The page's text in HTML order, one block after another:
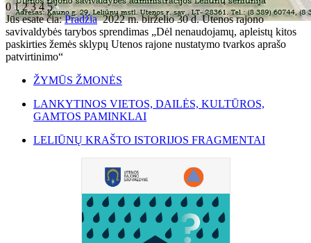
012345
Jūs esate čia:Pradžia 2022 m. birželio 30 d. Utenos rajono
savivaldybės tarybos sprendimas „Dėl nenaudojamų, apleistų kitos
paskirties žemės sklypų Utenos rajone nustatymo tvarkos aprašo
patvirtinimo“
ŽYMŪS ŽMONĖS
LANKYTINOS VIETOS, DAILĖS, KULTŪROS,
GAMTOS PAMINKLAI
LELIŪNŲ KRAŠTO ISTORIJOS FRAGMENTAI